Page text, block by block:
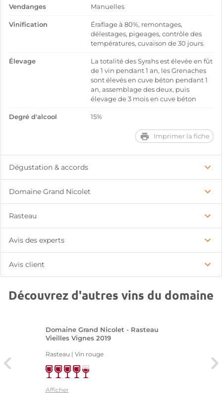
Vendanges Manuelles
Vinification
Éraflage à 80%, remontages,
délestages, pigeages, contrôle des
températures, cuvaison de 30 jours
Élevage
La totalité des Syrahs est élevée en fût
de 1 vin pendant 1 an, les Grenaches
sont élevés en cuve béton pendant 1
an, assemblage des deux, puis
élevage de 3 mois en cuve béton
Degré d'alcool 15%
Imprimer la fiche
Dégustation & accords
Domaine Grand Nicolet
Rasteau
Avis des experts
Avis client
Découvrez d'autres vins du domaine
Domaine Grand Nicolet - Rasteau
Vieilles Vignes 2019
Rasteau | Vin rouge
Afficher